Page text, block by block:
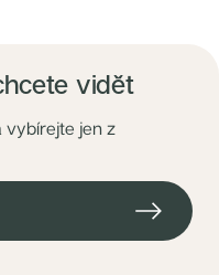
vidět
vybírejte jen z